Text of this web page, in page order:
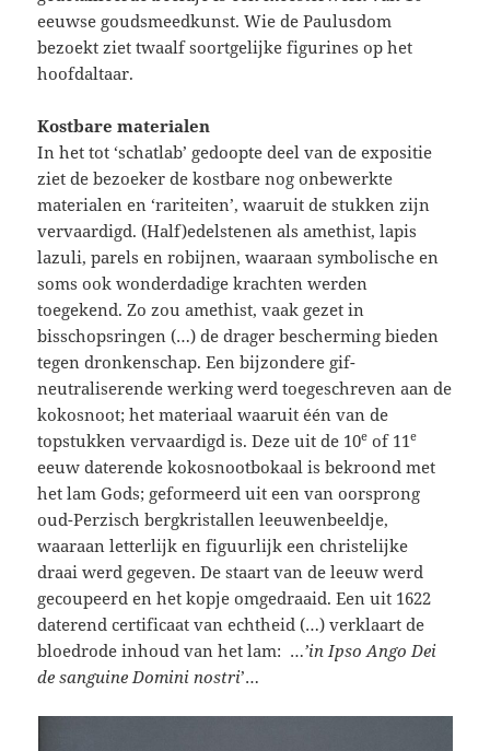
eeuwse goudsmeedkunst. Wie de Paulusdom
bezoekt ziet twaalf soortgelijke figurines op het
hoofdaltaar.
Kostbare materialen
In het tot ‘schatlab’ gedoopte deel van de expositie
ziet de bezoeker de kostbare nog onbewerkte
materialen en ‘rariteiten’, waaruit de stukken zijn
vervaardigd. (Half)edelstenen als amethist, lapis
lazuli, parels en robijnen, waaraan symbolische en
soms ook wonderdadige krachten werden
toegekend. Zo zou amethist, vaak gezet in
bisschopsringen (…) de drager bescherming bieden
tegen dronkenschap. Een bijzondere gif-
neutraliserende werking werd toegeschreven aan de
kokosnoot; het materiaal waaruit één van de
topstukken vervaardigd is. Deze uit de 10e of 11e
eeuw daterende kokosnootbokaal is bekroond met
het lam Gods; geformeerd uit een van oorsprong
oud-Perzisch bergkristallen leeuwenbeeldje,
waaraan letterlijk en figuurlijk een christelijke
draai werd gegeven. De staart van de leeuw werd
gecoupeerd en het kopje omgedraaid. Een uit 1622
daterend certificaat van echtheid (…) verklaart de
bloedrode inhoud van het lam: …’in Ipso Ango Dei
de sanguine Domini nostri’…